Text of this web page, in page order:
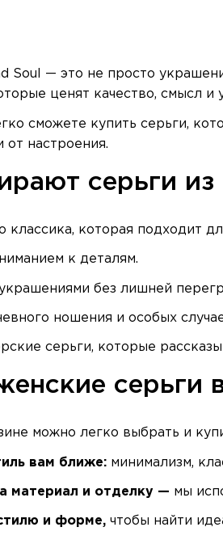
Soul — это не просто
ценят качество, смысл и
сможете купить серьги,
от настроения.
серьги из
классика, которая подходит
к деталям.
без лишней
ношения и особых
серьги, которые
серьги
можно легко выбрать и
вам ближе: минимализм,
материал и отделку — мы
и форме, чтобы найти